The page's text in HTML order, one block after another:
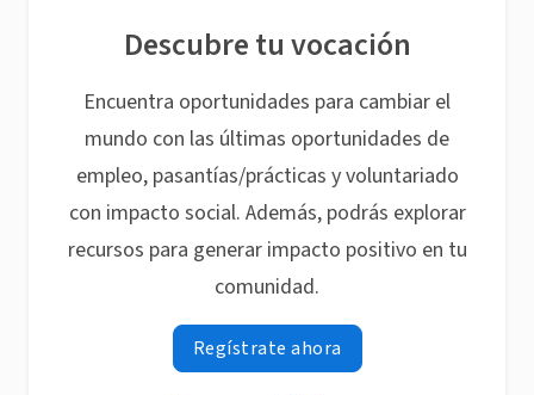
Descubre tu vocación
Encuentra oportunidades para cambiar el
mundo con las últimas oportunidades de
empleo, pasantías/prácticas y voluntariado
con impacto social. Además, podrás explorar
recursos para generar impacto positivo en tu
comunidad.
Regístrate ahora